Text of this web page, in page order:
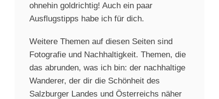
ohnehin goldrichtig! Auch ein paar
Ausflugstipps habe ich für dich.
Weitere Themen auf diesen Seiten sind
Fotografie und Nachhaltigkeit. Themen, die
das abrunden, was ich bin: der nachhaltige
Wanderer, der dir die Schönheit des
Salzburger Landes und Österreichs näher